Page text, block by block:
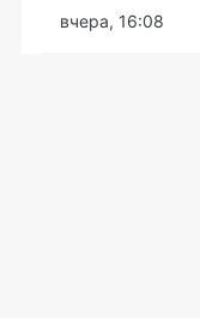
вчера, 16:08